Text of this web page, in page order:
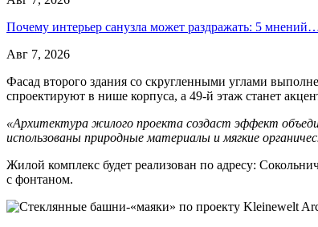
Почему интерьер санузла может раздражать: 5
Авг 7, 2026
Фасад второго здания со скругленными углами
спроектируют в нише корпуса, а 49-й этаж станет
«Архитектура жилого проекта создаст эффект
использованы природные материалы и мягкие
Жилой комплекс будет реализован по адресу:
с фонтаном.